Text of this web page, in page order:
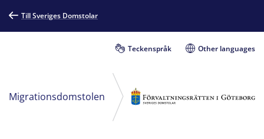
Till Sveriges Domstolar
Teckenspråk Other languages
Migrationsdomstolen